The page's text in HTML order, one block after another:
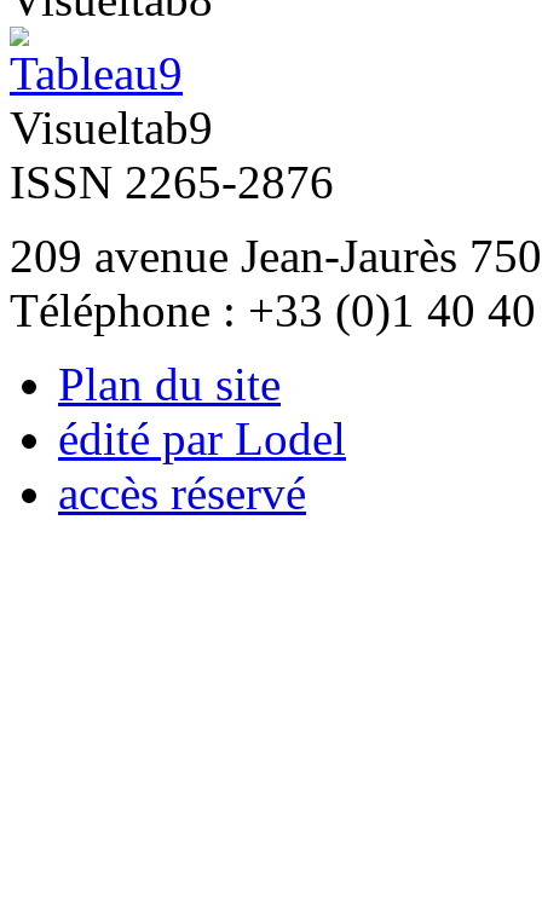
Visueltab9
ISSN 2265-2876
209 avenue Jean-Jaurès
Téléphone : +33 (0)1 40
Plan du site
édité par Lodel
accès réservé